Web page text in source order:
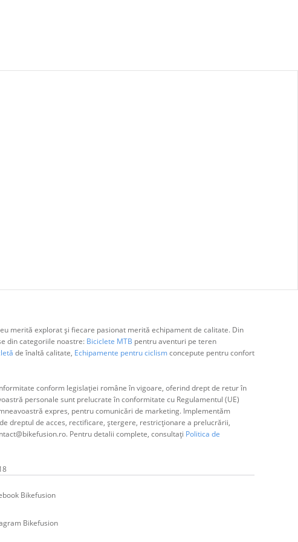
merită explorat și fiecare pasionat merită echipament de calitate. Din
din categoriile noastre:Biciclete MTB pentru aventuri pe teren
de înaltă calitate, Echipamente pentru ciclismconcepute pentru confort
conform legislației române în vigoare, oferind drept de retur în
personale sunt prelucrate în conformitate cu Regulamentul (UE)
expres, pentru comunicări de marketing. Implementăm
dreptul de acces, rectificare, ștergere, restricționare a prelucrării,
Pentru detalii complete, consultați Politica de
Bikefusion
Bikefusion